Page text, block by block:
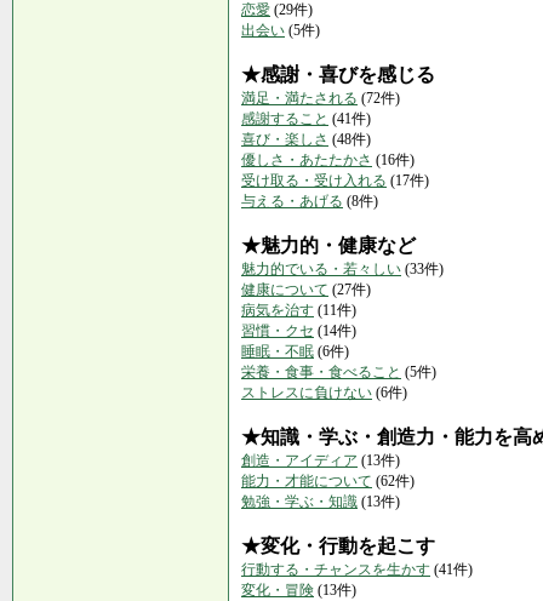
恋愛 (29件)
出会い (5件)
★感謝・喜びを感じる
満足・満たされる (72件)
感謝すること (41件)
喜び・楽しさ (48件)
優しさ・あたたかさ (16件)
受け取る・受け入れる (17件)
与える・あげる (8件)
★魅力的・健康など
魅力的でいる・若々しい (33件)
健康について (27件)
病気を治す (11件)
習慣・クセ (14件)
睡眠・不眠 (6件)
栄養・食事・食べること (5件)
ストレスに負けない (6件)
★知識・学ぶ・創造力・能力を高
創造・アイディア (13件)
能力・才能について (62件)
勉強・学ぶ・知識 (13件)
★変化・行動を起こす
行動する・チャンスを生かす (41件)
変化・冒険 (13件)